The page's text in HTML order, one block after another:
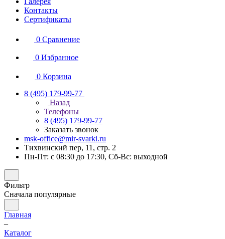
Контакты
Сертификаты
0 Сравнение
0 Избранное
0 Корзина
8 (495) 179-99-77
Назад
Телефоны
8 (495) 179-99-77
Заказать звонок
msk-office@mir-svarki.ru
Тихвинский пер, 11, стр. 2
Пн-Пт: с 08:30 до 17:30, Сб-Вс: выходной
Фильтр
Сначала популярные
Главная
–
Каталог